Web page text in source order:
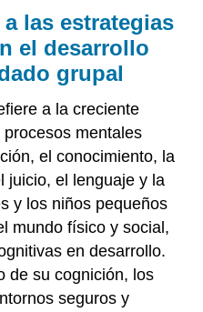
las estrategias
el desarrollo
grupal
a la creciente
mentales
el conocimiento, la
juicio, el lenguaje y la
y los niños pequeños
mundo físico y social,
en desarrollo.
de su cognición, los
seguros y